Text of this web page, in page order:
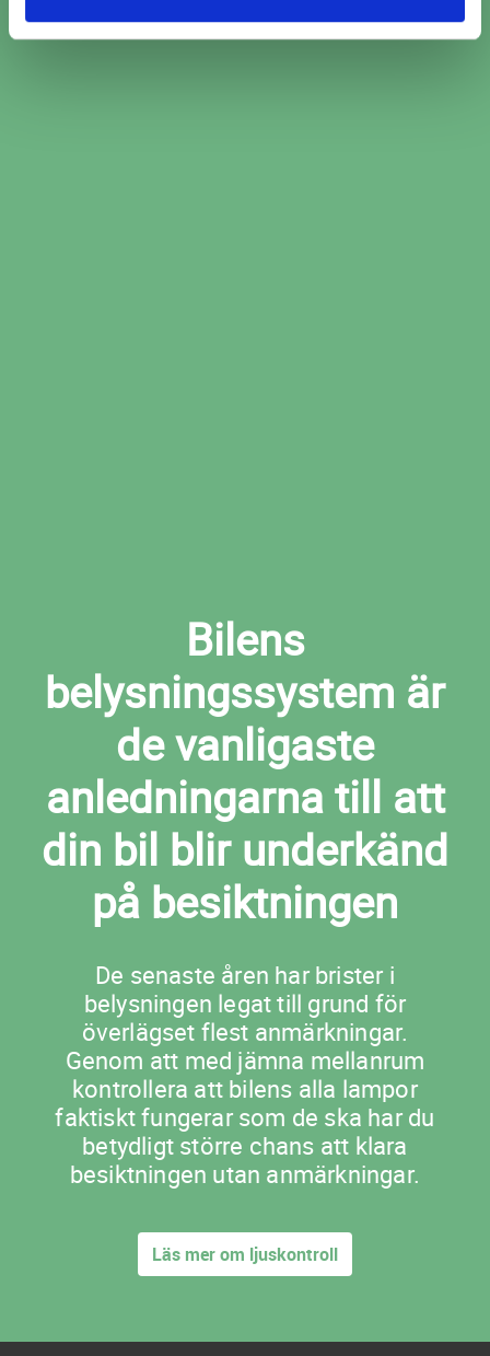
Bilens
belysningssystem är
de vanligaste
anledningarna till att
din bil blir underkänd
på besiktningen
De senaste åren har brister i
belysningen legat till grund för
överlägset flest anmärkningar.
Genom att med jämna mellanrum
kontrollera att bilens alla lampor
faktiskt fungerar som de ska har du
betydligt större chans att klara
besiktningen utan anmärkningar.
Läs mer om ljuskontroll